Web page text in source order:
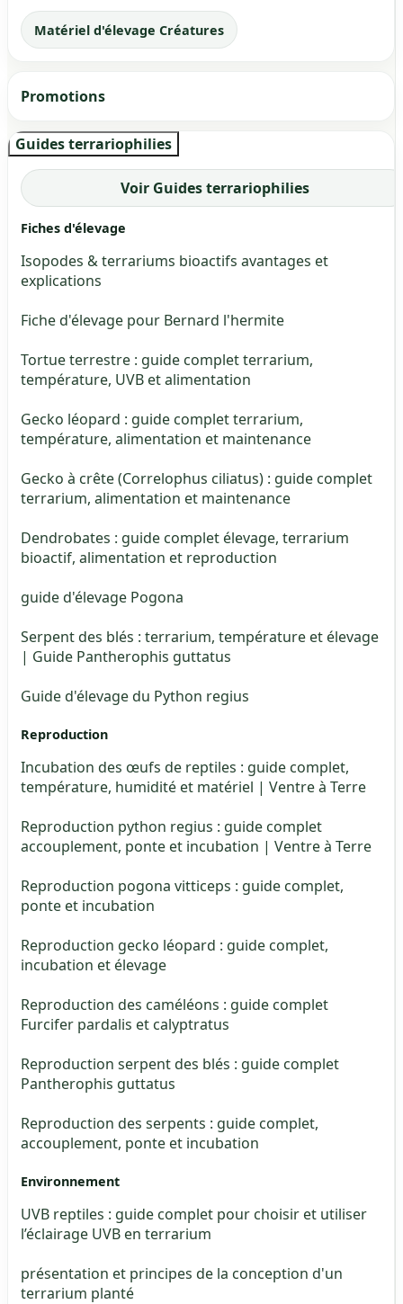
Matériel d'élevage Créatures
Promotions
Guides terrariophilies
Voir Guides terrariophilies
Fiches d'élevage
Isopodes & terrariums bioactifs avantages et
explications
Fiche d'élevage pour Bernard l'hermite
Tortue terrestre : guide complet terrarium,
température, UVB et alimentation
Gecko léopard : guide complet terrarium,
température, alimentation et maintenance
Gecko à crête (Correlophus ciliatus) : guide complet
terrarium, alimentation et maintenance
Dendrobates : guide complet élevage, terrarium
bioactif, alimentation et reproduction
guide d'élevage Pogona
Serpent des blés : terrarium, température et élevage
| Guide Pantherophis guttatus
Guide d'élevage du Python regius
Reproduction
Incubation des œufs de reptiles : guide complet,
température, humidité et matériel | Ventre à Terre
Reproduction python regius : guide complet
accouplement, ponte et incubation | Ventre à Terre
Reproduction pogona vitticeps : guide complet,
ponte et incubation
Reproduction gecko léopard : guide complet,
incubation et élevage
Reproduction des caméléons : guide complet
Furcifer pardalis et calyptratus
Reproduction serpent des blés : guide complet
Pantherophis guttatus
Reproduction des serpents : guide complet,
accouplement, ponte et incubation
Environnement
UVB reptiles : guide complet pour choisir et utiliser
l’éclairage UVB en terrarium
présentation et principes de la conception d'un
terrarium planté